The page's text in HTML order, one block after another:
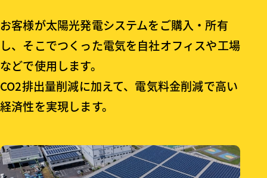
お客様が太陽光発電システムをご購入・所有
し、そこでつくった電気を自社オフィスや工場
などで使用します。
CO2排出量削減に加えて、電気料金削減で高い
経済性を実現します。